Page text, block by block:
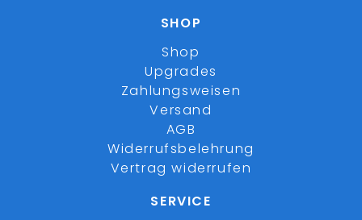
SHOP
Shop
Upgrades
Zahlungsweisen
Versand
AGB
Widerrufsbelehrung
Vertrag widerrufen
SERVICE